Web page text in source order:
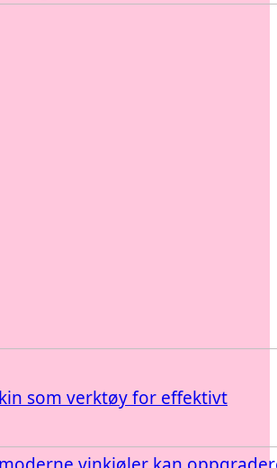
som verktøy for effektivt